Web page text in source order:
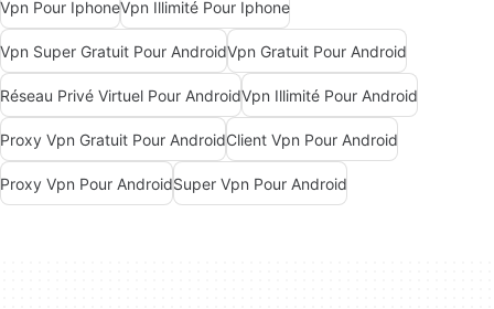
Vpn Pour IphoneVpn Illimité Pour Iphone
Vpn Super Gratuit Pour AndroidVpn Gratuit Pour Android
Réseau Privé Virtuel Pour AndroidVpn Illimité Pour Android
Proxy Vpn Gratuit Pour AndroidClient Vpn Pour Android
Proxy Vpn Pour AndroidSuper Vpn Pour Android